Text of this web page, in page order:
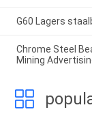
G60 Lagers
Chrome Steel
Mining